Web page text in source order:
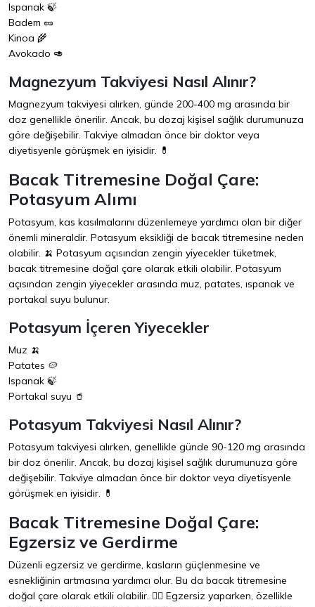
Ispanak 🍃
Badem 🥜
Kinoa 🌾
Avokado 🥑
Magnezyum Takviyesi Nasıl Alınır?
Magnezyum takviyesi alırken, günde 200-400 mg arasında bir
doz genellikle önerilir. Ancak, bu dozaj kişisel sağlık durumunuza
göre değişebilir. Takviye almadan önce bir doktor veya
diyetisyenle görüşmek en iyisidir. 💊
Bacak Titremesine Doğal Çare:
Potasyum Alımı
Potasyum, kas kasılmalarını düzenlemeye yardımcı olan bir diğer
önemli mineraldir. Potasyum eksikliği de bacak titremesine neden
olabilir. 🍌 Potasyum açısından zengin yiyecekler tüketmek,
bacak titremesine doğal çare olarak etkili olabilir. Potasyum
açısından zengin yiyecekler arasında muz, patates, ıspanak ve
portakal suyu bulunur.
Potasyum İçeren Yiyecekler
Muz 🍌
Patates 🥔
Ispanak 🍃
Portakal suyu 🥤
Potasyum Takviyesi Nasıl Alınır?
Potasyum takviyesi alırken, genellikle günde 90-120 mg arasında
bir doz önerilir. Ancak, bu dozaj kişisel sağlık durumunuza göre
değişebilir. Takviye almadan önce bir doktor veya diyetisyenle
görüşmek en iyisidir. 💊
Bacak Titremesine Doğal Çare:
Egzersiz ve Gerdirme
Düzenli egzersiz ve gerdirme, kasların güçlenmesine ve
esnekliğinin artmasına yardımcı olur. Bu da bacak titremesine
doğal çare olarak etkili olabilir. 🏃‍♂️ Egzersiz yaparken, özellikle